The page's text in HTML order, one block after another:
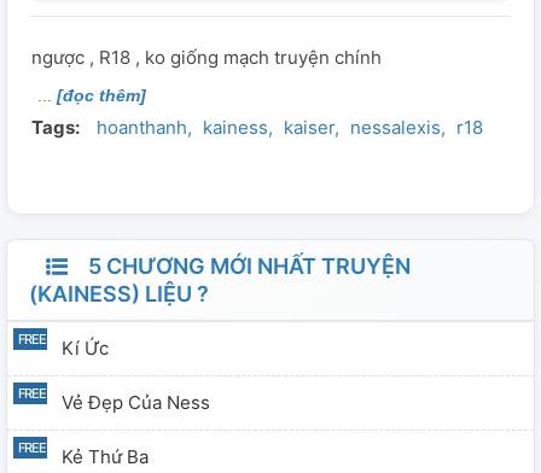
ngược , R18 , ko giống mạch truyện chính
[đọc thêm]
Tags: hoanthanh kainess kaiser nessalexis r18
5 CHƯƠNG MỚI NHẤT TRUYỆN
(KAINESS) LIỆU ?
Kí Ức
Vẻ Đẹp Của Ness
Kẻ Thứ Ba